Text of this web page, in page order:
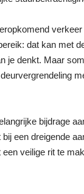
dat kan met
je denkt. Maar
bijdrage
een dreigende
veilige rit te